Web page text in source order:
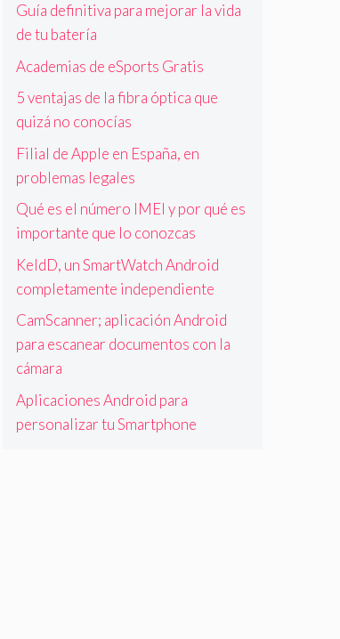
Guía definitiva para mejorar la vida
de tu batería
Academias de eSports Gratis
5 ventajas de la fibra óptica que
quizá no conocías
Filial de Apple en España, en
problemas legales
Qué es el número IMEI y por qué es
importante que lo conozcas
KeldD, un SmartWatch Android
completamente independiente
CamScanner; aplicación Android
para escanear documentos con la
cámara
Aplicaciones Android para
personalizar tu Smartphone